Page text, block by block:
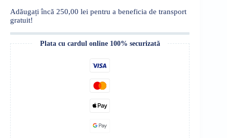
Adăugați încă 250,00 lei pentru a beneficia de transport
gratuit!
Plata cu cardul online 100% securizată